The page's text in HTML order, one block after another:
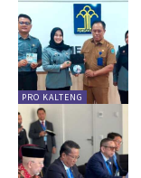
PRO KALTENG